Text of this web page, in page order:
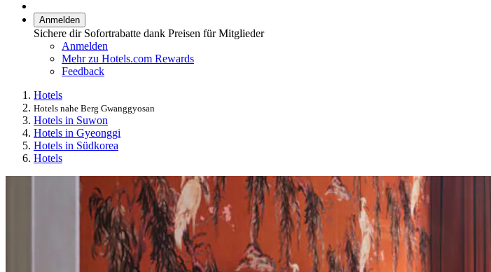
Anmelden
Sichere dir Sofortrabatte dank Preisen für Mitglieder
Anmelden
Mehr zu Hotels.com Rewards
Feedback
Hotels
Hotels nahe Berg Gwanggyosan
Hotels in Suwon
Hotels in Gyeonggi
Hotels in Südkorea
Hotels